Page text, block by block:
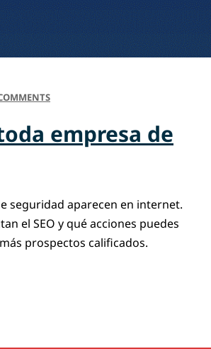
empresa de
seguridad aparecen en internet.
el SEO y qué acciones puedes
prospectos calificados.